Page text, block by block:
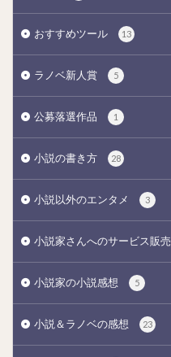
おすすめツール 13
ラノベ新人賞 5
公募落選作品 1
小説の書き方 28
小説以外のエンタメ 3
小説家さんへのサービス販売
小説家の小説感想 5
小説＆ラノベの感想 23